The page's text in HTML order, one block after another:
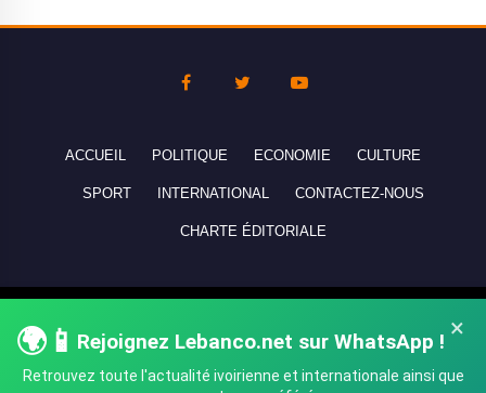
×
🌍📱 Rejoignez Lebanco.net sur WhatsApp !
Retrouvez toute l'actualité ivoirienne et internationale ainsi que
ACCUEIL POLITIQUE ECONOMIE CULTURE
SPORT INTERNATIONAL CONTACTEZ-NOUS
CHARTE ÉDITORIALE
réservés - All rights reserved.